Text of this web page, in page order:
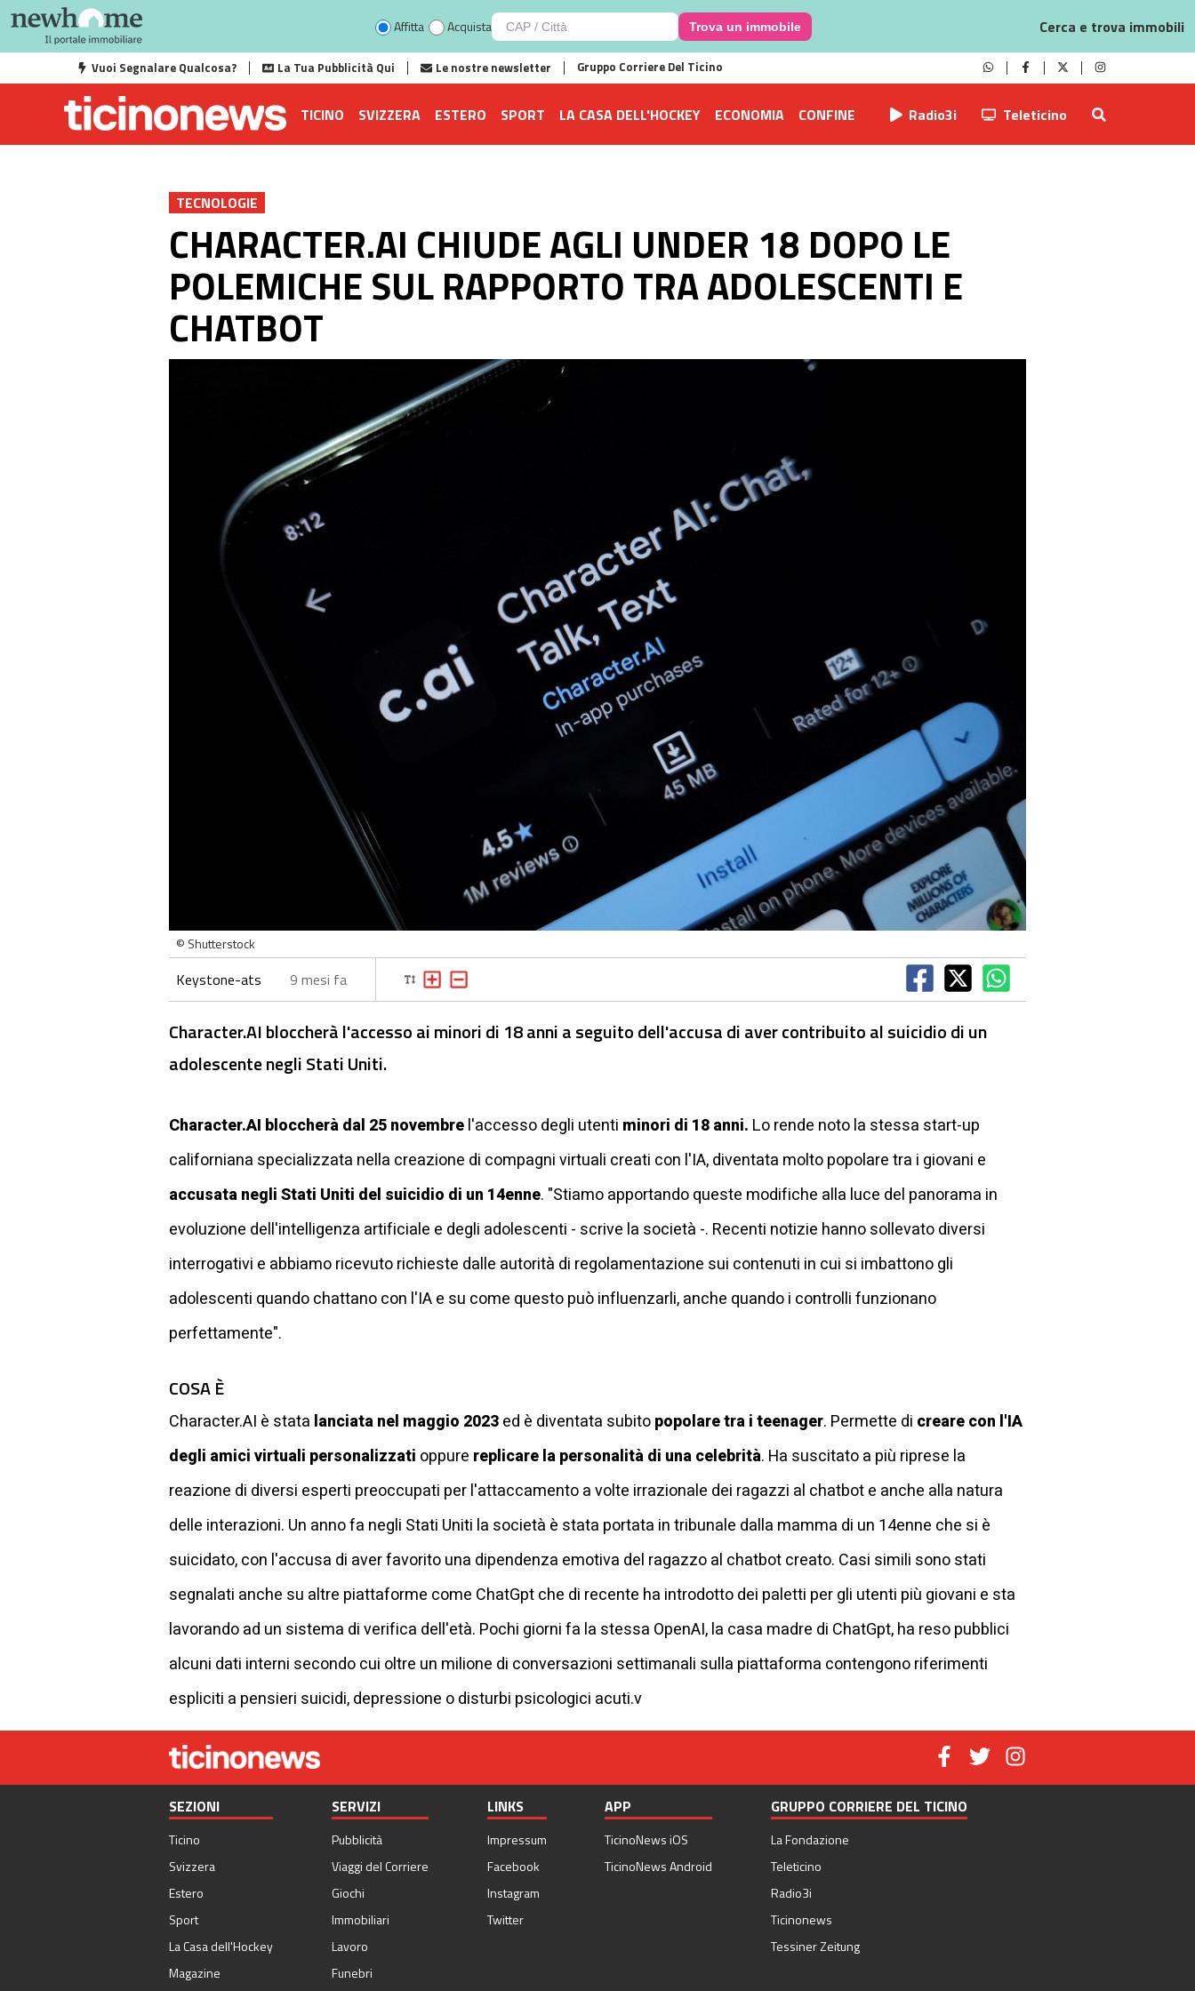
Affitta Acquista Trova un immobile Cerca e trova immobili
Vuoi Segnalare Qualcosa? La Tua Pubblicità Qui Le nostre newsletter Gruppo Corriere Del Ticino
TICINO SVIZZERA ESTERO SPORT LA CASA DELL'HOCKEY ECONOMIA CONFINE Radio3i Teleticino
TECNOLOGIE
CHARACTER.AI CHIUDE AGLI UNDER 18 DOPO LE
POLEMICHE SUL RAPPORTO TRA ADOLESCENTI E
CHATBOT
© Shutterstock
Keystone-ats 9 mesi fa
Character.AI bloccherà l'accesso ai minori di 18 anni a seguito dell'accusa di aver contribuito al suicidio di un
adolescente negli Stati Uniti.
Character.AI bloccherà dal 25 novembrel'accesso degli utenti minori di 18 anni. Lo rende noto la stessa start-up
californiana specializzata nella creazione di compagni virtuali creati con l'IA, diventata molto popolare tra i giovani e
accusata negli Stati Uniti del suicidio di un 14enne. "Stiamo apportando queste modifiche alla luce del panorama in
evoluzione dell'intelligenza artificiale e degli adolescenti - scrive la società -. Recenti notizie hanno sollevato diversi
interrogativi e abbiamo ricevuto richieste dalle autorità di regolamentazione sui contenuti in cui si imbattono gli
adolescenti quando chattano con l'IA e su come questo può influenzarli, anche quando i controlli funzionano
perfettamente".
COSA È
Character.AI è stata lanciata nel maggio 2023ed è diventata subitopopolare tra i teenager. Permette di creare con l'IA
degli amici virtuali personalizzati oppure replicare la personalità di una celebrità. Ha suscitato a più riprese la
reazione di diversi esperti preoccupati per l'attaccamento a volte irrazionale dei ragazzi al chatbot e anche alla natura
delle interazioni. Un anno fa negli Stati Uniti la società è stata portata in tribunale dalla mamma di un 14enne che si è
suicidato, con l'accusa di aver favorito una dipendenza emotiva del ragazzo al chatbot creato. Casi simili sono stati
segnalati anche su altre piattaforme come ChatGpt che di recente ha introdotto dei paletti per gli utenti più giovani e sta
lavorando ad un sistema di verifica dell'età. Pochi giorni fa la stessa OpenAI, la casa madre di ChatGpt, ha reso pubblici
alcuni dati interni secondo cui oltre un milione di conversazioni settimanali sulla piattaforma contengono riferimenti
espliciti a pensieri suicidi, depressione o disturbi psicologici acuti.v
SEZIONI
Ticino
Svizzera
Estero
Sport
La Casa dell'Hockey
Magazine
SERVIZI
Pubblicità
Viaggi del Corriere
Giochi
Immobiliari
Lavoro
Funebri
LINKS
Impressum
Facebook
Instagram
Twitter
APP
TicinoNews iOS
TicinoNews Android
GRUPPO CORRIERE DEL TICINO
La Fondazione
Teleticino
Radio3i
Ticinonews
Tessiner Zeitung